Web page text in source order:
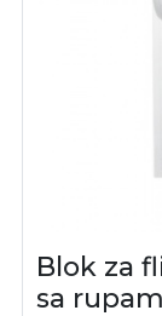
Blok za
sa